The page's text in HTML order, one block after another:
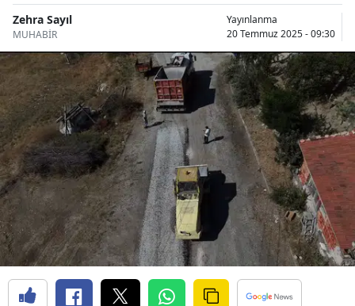
Balıkesir
Bilecik
Bingöl
Bitlis
Bolu
Burdur
Bursa
Çanakkale
Çankırı
Çorum
Zehra Sayıl
MUHABİR
Yayınlanma
20 Temmuz 2025 - 09:30